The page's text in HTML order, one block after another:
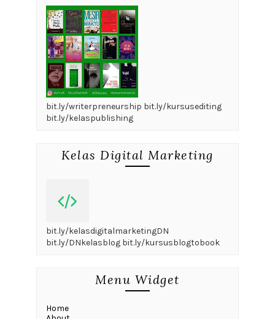
bit.ly/writerpreneurship bit.ly/kursusediting
bit.ly/kelaspublishing
Kelas Digital Marketing
bit.ly/kelasdigitalmarketingDN
bit.ly/DNkelasblog bit.ly/kursusblogtobook
Menu Widget
Home